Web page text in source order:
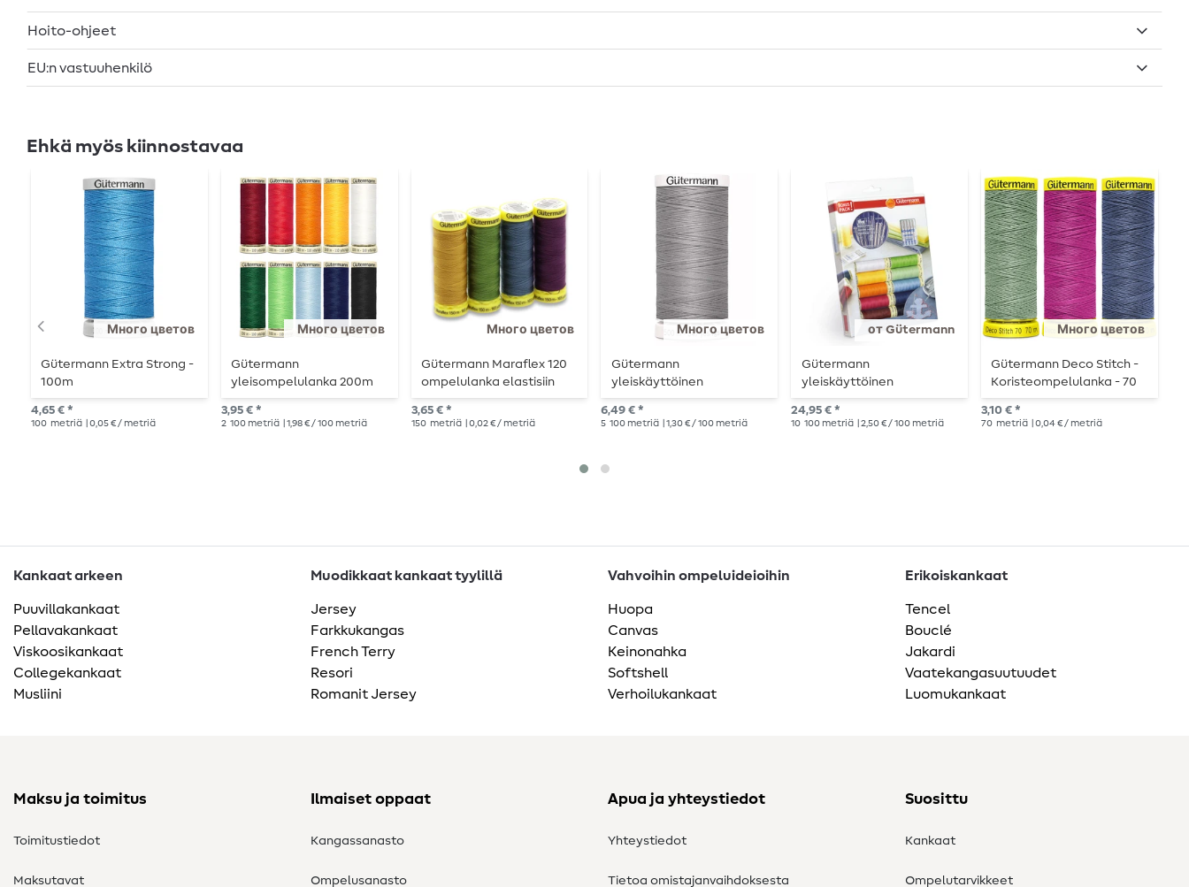
Hoito-ohjeet
EU:n vastuuhenkilö
Ehkä myös kiinnostavaa
Много цветов
Gütermann Extra Strong -
100m
4,65 € *
100 metriä | 0,05 € / metriä
Много цветов
Gütermann
yleisompelulanka 200m
3,95 € *
2 100 metriä | 1,98 € / 100 metriä
Много цветов
Gütermann Maraflex 120
ompelulanka elastisiin
saumoihin - 150 m
3,65 € *
150 metriä | 0,02 € / metriä
Много цветов
Gütermann
yleiskäyttöinen
ompelukone 500m
6,49 € *
5 100 metriä | 1,30 € / 100 metriä
от Gütermann
Gütermann
yleiskäyttöinen
ompelulankasarja
ompeluneuloilla
24,95 € *
10 100 metriä | 2,50 € / 100 metriä
Много цветов
Gütermann Deco Stitch -
Koristeompelulanka - 70
m
3,10 € *
70 metriä | 0,04 € / metriä
Kankaat arkeen
Puuvillakankaat
Pellavakankaat
Viskoosikankaat
Collegekankaat
Musliini
Muodikkaat kankaat tyylillä
Jersey
Farkkukangas
French Terry
Resori
Romanit Jersey
Vahvoihin ompeluideioihin
Huopa
Canvas
Keinonahka
Softshell
Verhoilukankaat
Erikoiskankaat
Tencel
Bouclé
Jakardi
Vaatekangasuutuudet
Luomukankaat
Maksu ja toimitus
Toimitustiedot
Maksutavat
Ilmaiset oppaat
Kangassanasto
Ompelusanasto
Apua ja yhteystiedot
Yhteystiedot
Tietoa omistajanvaihdoksesta
Suosittu
Kankaat
Ompelutarvikkeet